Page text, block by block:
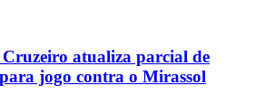
atualiza parcial de
jogo contra o Mirassol